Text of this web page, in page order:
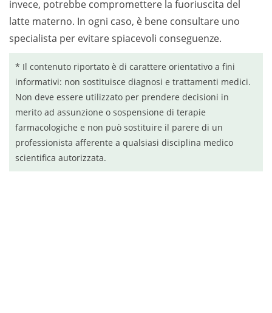
invece, potrebbe compromettere la fuoriuscita del
latte materno. In ogni caso, è bene consultare uno
specialista per evitare spiacevoli conseguenze.
* Il contenuto riportato è di carattere orientativo a fini
informativi: non sostituisce diagnosi e trattamenti medici.
Non deve essere utilizzato per prendere decisioni in
merito ad assunzione o sospensione di terapie
farmacologiche e non può sostituire il parere di un
professionista afferente a qualsiasi disciplina medico
scientifica autorizzata.